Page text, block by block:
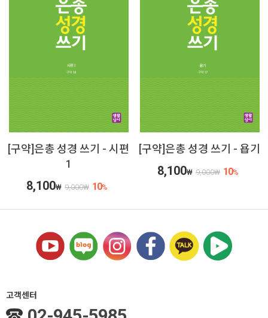
[구약]은총 성경 쓰기 - 시편
1
8,100₩ 9,000₩ 10%
[구약]은총 성경 쓰기 - 욥기
8,100₩ 9,000₩ 10%
고객센터